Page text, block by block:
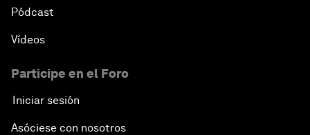
Pódcast
Vídeos
Participe en el Foro
Iniciar sesión
Asóciese con nosotros